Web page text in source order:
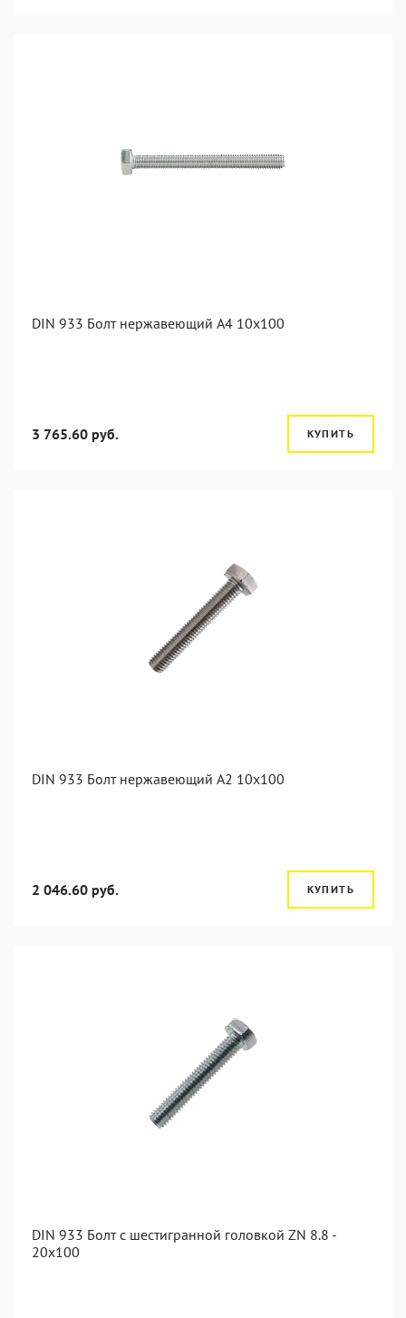
DIN 933 Болт нержавеющий А4 10х100
3 765.60 руб. КУПИТЬ
DIN 933 Болт нержавеющий А2 10х100
2 046.60 руб. КУПИТЬ
DIN 933 Болт с шестигранной головкой ZN 8.8 -
20x100